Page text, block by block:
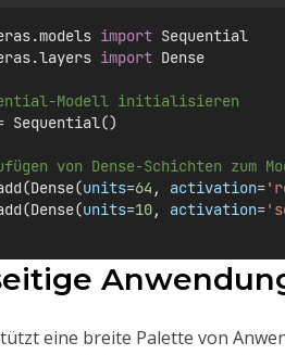
import Sequential
import Dense
Modell initialisieren
Sequential()
von Dense-Schichten zum
units=64 , activation=
units=10, activation=
eine breite Palette von